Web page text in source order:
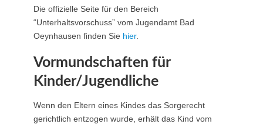
Die offizielle Seite für den Bereich
“Unterhaltsvorschuss” vom Jugendamt Bad
Oeynhausen finden Sie hier.
Vormundschaften für
Kinder/Jugendliche
Wenn den Eltern eines Kindes das Sorgerecht
gerichtlich entzogen wurde, erhält das Kind vom